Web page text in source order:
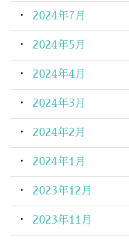
2024年7月
2024年5月
2024年4月
2024年3月
2024年2月
2024年1月
2023年12月
2023年11月